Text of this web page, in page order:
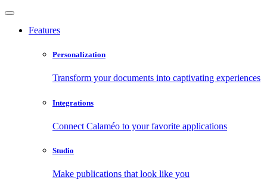
Features
Personalization
Transform your documents into captivating experiences
Integrations
Connect Calaméo to your favorite applications
Studio
Make publications that look like you